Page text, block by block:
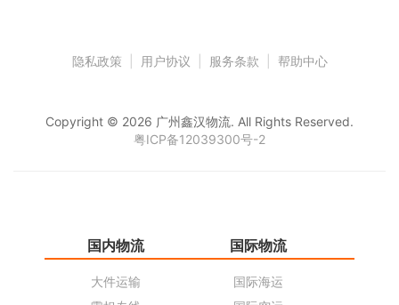
隐私政策 用户协议 服务条款 帮助中心
Copyright © 2026 广州鑫汉物流. All Rights Reserved.
粤ICP备12039300号-2
国内物流
大件运输
国际物流
国际海运